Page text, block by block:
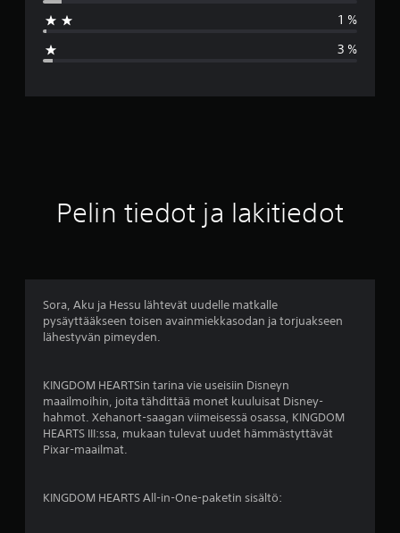
a
v
.
e
1 %
3 %
Pelin tiedot ja lakitiedot
Sora, Aku ja Hessu lähtevät uudelle matkalle
pysäyttääkseen toisen avainmiekkasodan ja torjuakseen
lähestyvän pimeyden.
KINGDOM HEARTSin tarina vie useisiin Disneyn
maailmoihin, joita tähdittää monet kuuluisat Disney-
hahmot. Xehanort-saagan viimeisessä osassa, KINGDOM
HEARTS III:ssa, mukaan tulevat uudet hämmästyttävät
Pixar-maailmat.
KINGDOM HEARTS All-in-One-paketin sisältö: